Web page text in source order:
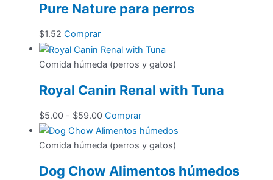
Pure Nature para perros
$1.52 Comprar
Comida húmeda (perros y gatos)
Royal Canin Renal with Tuna
$5.00 - $59.00Rango
de
precios:
$5.00
ComprarEste
producto
tiene
variantes.
Comida húmeda (perros y gatos)
Dog Chow Alimentos húmedos